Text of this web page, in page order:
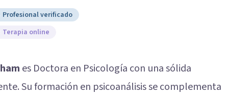
Profesional verificado
Terapia online
es Doctora en Psicología con una sólida
Su formación en psicoanálisis se complementa